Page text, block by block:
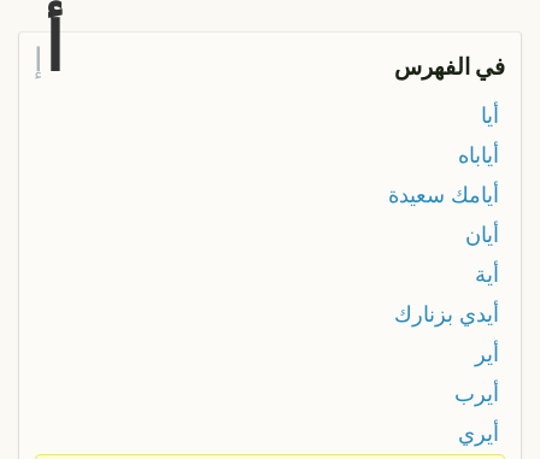
في الفهرس إ
أيا
أياباه
أيامك سعيدة
أيان
أية
أيدي بزنارك
أير
أيرب
أيري